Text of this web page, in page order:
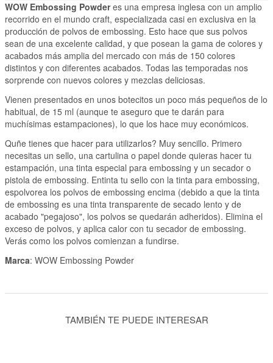
WOW Embossing Powderes una empresa inglesa con un amplio
recorrido en el mundo craft, especializada casi en exclusiva en la
producción de polvos de embossing. Esto hace que sus polvos
sean de una excelente calidad, y que posean la gama de colores y
acabados más amplia del mercado con más de 150 colores
distintos y con diferentes acabados. Todas las temporadas nos
sorprende con nuevos colores y mezclas deliciosas.
Vienen presentados en unos botecitos un poco más pequeños de lo
habitual, de 15 ml (aunque te aseguro que te darán para
muchísimas estampaciones), lo que los hace muy económicos.
Quñe tienes que hacer para utilizarlos? Muy sencillo. Primero
necesitas un sello, una cartulina o papel donde quieras hacer tu
estampación, una tinta especial para embossing y un secador o
pistola de embossing. Entinta tu sello con la tinta para embossing,
espolvorea los polvos de embossing encima (debido a que la tinta
de embossing es una tinta transparente de secado lento y de
acabado "pegajoso", los polvos se quedarán adheridos). Elimina el
exceso de polvos, y aplica calor con tu secador de embossing.
Verás como los polvos comienzan a fundirse.
Marca: WOW Embossing Powder
TAMBIÉN TE PUEDE INTERESAR